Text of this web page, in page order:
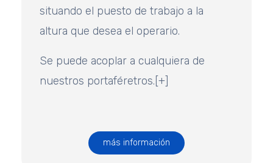
situando el puesto de trabajo a la
altura que desea el operario.
Se puede acoplar a cualquiera de
nuestros portaféretros.[+]
más información